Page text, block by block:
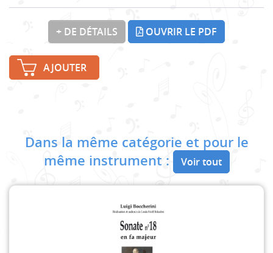
+ DE DÉTAILS OUVRIR LE PDF
AJOUTER
Dans la même catégorie et pour le
même instrument :
Voir tout